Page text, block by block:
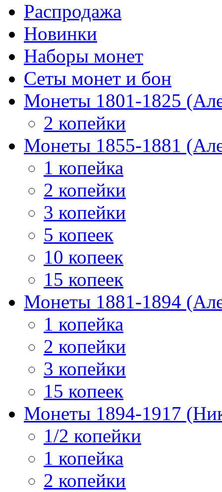
Распродажа
Новинки
Наборы монет
Сеты монет и бон
Монеты 1801-1825
2 копейки
Монеты 1855-1881
1 копейка
2 копейки
3 копейки
5 копеек
10 копеек
15 копеек
Монеты 1881-1894
1 копейка
2 копейки
3 копейки
15 копеек
Монеты 1894-1917
1/2 копейки
1 копейка
2 копейки